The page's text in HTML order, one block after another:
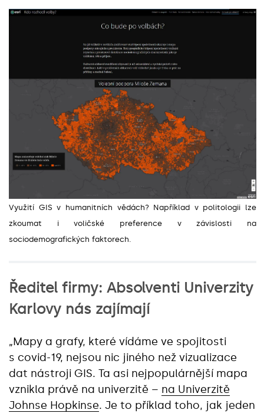
Využití GIS v humanitních vědách? Například v politologii lze
zkoumat i voličské preference v závislosti na
sociodemografických faktorech.
Ředitel firmy: Absolventi Univerzity
Karlovy nás zajímají
„Mapy a grafy, které vídáme ve spojitosti
s covid-19, nejsou nic jiného než vizualizace
dat nástroji GIS. Ta asi nejpopulárnější mapa
vznikla právě na univerzitě – na Univerzitě
Johnse Hopkinse. Je to příklad toho, jak jeden